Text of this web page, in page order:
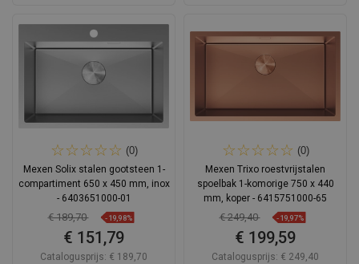
In winkelwagen
favorite_border Favoriet
Vergelijk
(0)
Mexen Solix stalen gootsteen 1-
compartiment 650 x 450 mm, inox
- 6403651000-01
€ 189,70 -19,98%
€ 151,79
Catalogusprijs: € 189,70
(0)
Mexen Trixo roestvrijstalen
spoelbak 1-komorige 750 x 440
mm, koper - 6415751000-65
€ 249,40 -19,97%
€ 199,59
Catalogusprijs: € 249,40